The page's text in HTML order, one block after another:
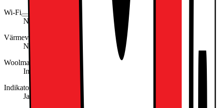
Wi-Fi
Nej
Värmeväxlare
Nej
Woolmark (klassificering)
Ingen/Inget
Indikator för full tank
Ja